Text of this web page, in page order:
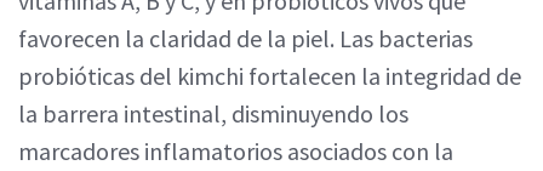
favorecen la claridad de la piel. Las bacterias
probióticas del kimchi fortalecen la integridad de
la barrera intestinal, disminuyendo los
marcadores inflamatorios asociados con la